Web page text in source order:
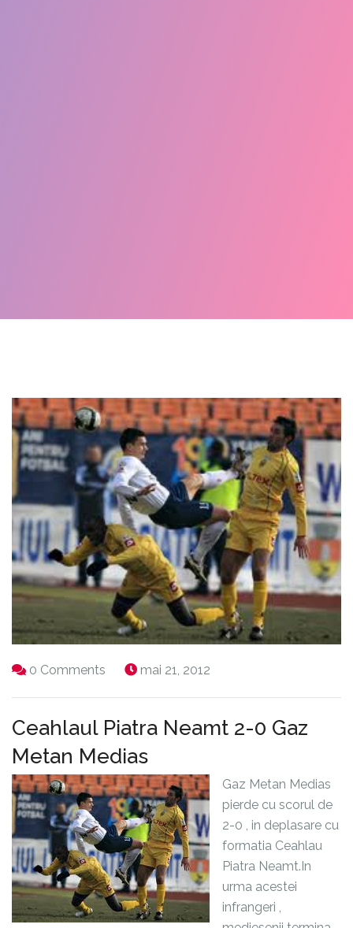
0 Comments mai 21, 2012
Ceahlaul Piatra Neamt 2-0 Gaz
Metan Medias
Gaz Metan Medias
pierde cu scorul de
2-0 , in deplasare cu
formatia Ceahlau
Piatra Neamt.In
urma acestei
infrangeri ,